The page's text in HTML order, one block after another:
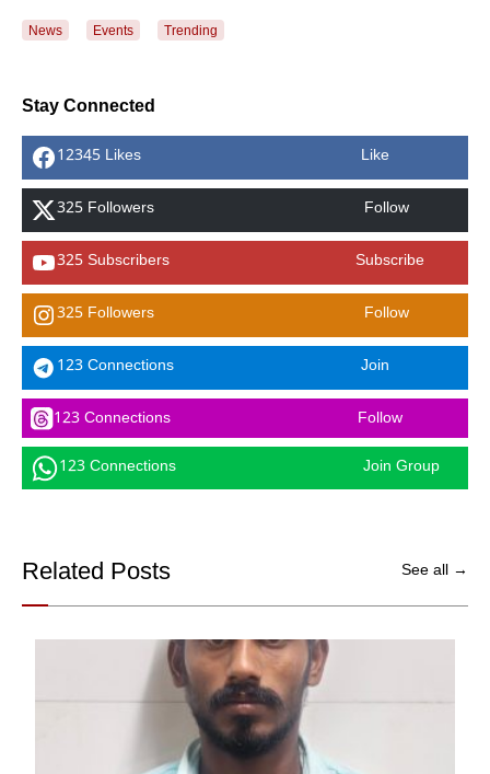
News Events Trending
Stay Connected
12345 Likes Like
325 Followers Follow
325 Subscribers Subscribe
325 Followers Follow
123 Connections Join
123 Connections Follow
123 Connections Join Group
Related Posts See all →